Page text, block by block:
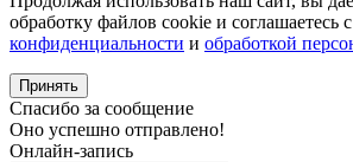
обработку файлов cookie и соглашаетесь с
конфиденциальности и обработкой
Принять
Спасибо за сообщение
Оно успешно отправлено!
Онлайн-запись